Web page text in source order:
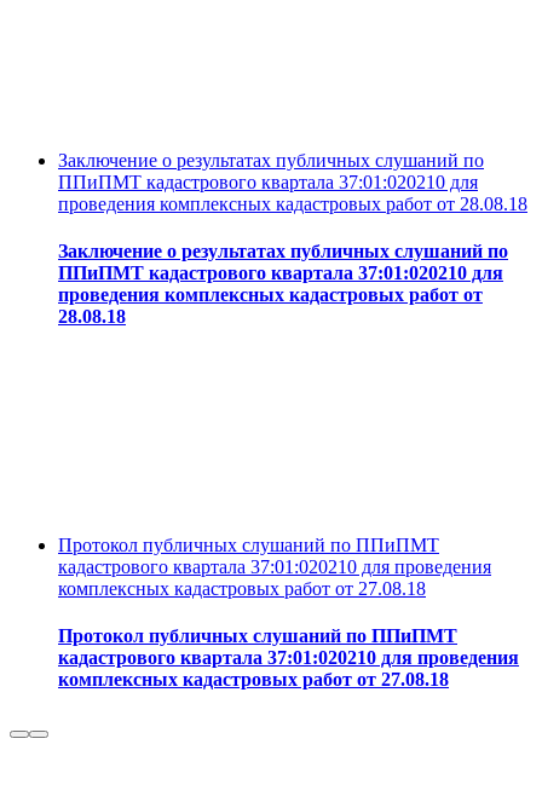
Заключение о результатах публичных слушаний по
ППиПМТ кадастрового квартала 37:01:020210 для
проведения комплексных кадастровых работ от 28.08.18
Заключение о результатах публичных слушаний по
ППиПМТ кадастрового квартала 37:01:020210 для
проведения комплексных кадастровых работ от
28.08.18
Протокол публичных слушаний по ППиПМТ
кадастрового квартала 37:01:020210 для проведения
комплексных кадастровых работ от 27.08.18
Протокол публичных слушаний по ППиПМТ
кадастрового квартала 37:01:020210 для проведения
комплексных кадастровых работ от 27.08.18